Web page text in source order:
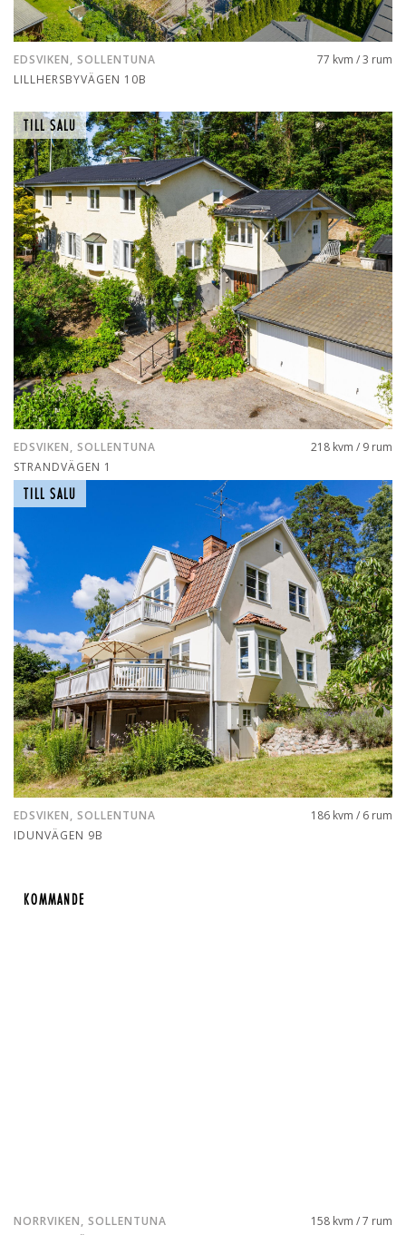
EDSVIKEN, SOLLENTUNA
LILLHERSBYVÄGEN 10B
77 kvm / 3 rum
TILL SALU
EDSVIKEN, SOLLENTUNA
STRANDVÄGEN 1
218 kvm / 9 rum
TILL SALU
EDSVIKEN, SOLLENTUNA
IDUNVÄGEN 9B
186 kvm / 6 rum
KOMMANDE
KOMMANDE
NORRVIKEN, SOLLENTUNA
158 kvm / 7 rum